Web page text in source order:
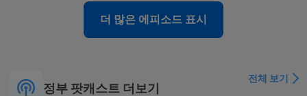
더 많은 에피소드 표시
정부 팟캐스트 더보기
전체 보기